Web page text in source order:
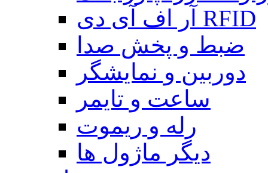
آر اف آی دی RFID
ضبط و پخش صدا
دوربین و نمایشگر
ساعت و تایمر
رله و ریموت
دیگر ماژول ها